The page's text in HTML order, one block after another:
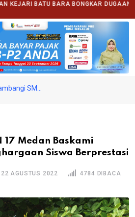
BATU BARA BONGKAR DUGAAN
17 Medan Baskami
Siswa Berprestasi
22 AGUSTUS 2022 4784 DIBACA